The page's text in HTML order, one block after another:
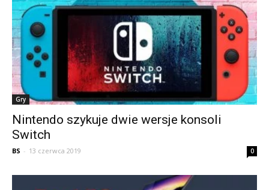
Gry
Nintendo szykuje dwie wersje konsoli
Switch
BS - 13 czerwca 2019 0